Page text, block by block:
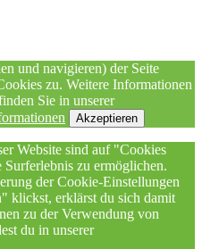
und navigieren) der Seite
zu. Weitere Informationen
Sie in unserer
Akzeptieren
Website sind auf "Cookies
Surferlebnis zu ermöglichen.
der Cookie-Einstellungen
klickst, erklärst du sich damit
zu der Verwendung von
du in unserer